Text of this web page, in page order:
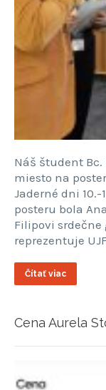
Náš študent
miesto na
Jaderné dni 10.-
posteru bola
Filipovi
reprezentuje
Čítať viac
Cena Aurela